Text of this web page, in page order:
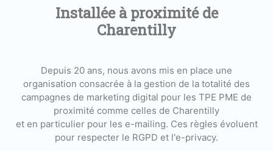
Installée à proximité de
Charentilly
Depuis 20 ans, nous avons mis en place une
organisation consacrée à la gestion de la totalité des
campagnes de marketing digital pour les TPE PME de
proximité comme celles de Charentilly
et en particulier pour les e-mailing. Ces règles évoluent
pour respecter le RGPD et l'e-privacy.